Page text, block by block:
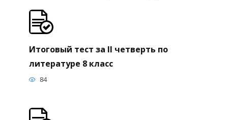
Итоговый тест за II четверть по
литературе 8 класс
84